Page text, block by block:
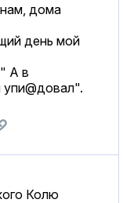
дома
день мой
А в
Колю